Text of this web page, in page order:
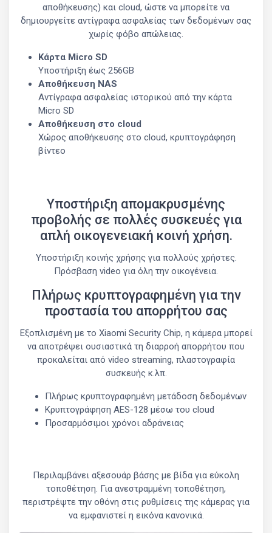
αποθήκευσης) και cloud, ώστε να μπορείτε να
δημιουργείτε αντίγραφα ασφαλείας των δεδομένων σας
χωρίς φόβο απώλειας.
Κάρτα Micro SD
Υποστήριξη έως 256GB
Αποθήκευση NAS
Αντίγραφα ασφαλείας ιστορικού από την κάρτα
Micro SD
Αποθήκευση στο cloud
Χώρος αποθήκευσης στο cloud, κρυπτογράφηση
βίντεο
Υποστήριξη απομακρυσμένης
προβολής σε πολλές συσκευές για
απλή οικογενειακή κοινή χρήση.
Υποστήριξη κοινής χρήσης για πολλούς χρήστες.
Πρόσβαση video για όλη την οικογένεια.
Πλήρως κρυπτογραφημένη για την
προστασία του απορρήτου σας
Εξοπλισμένη με το Xiaomi Security Chip, η κάμερα μπορεί
να αποτρέψει ουσιαστικά τη διαρροή απορρήτου που
προκαλείται από video streaming, πλαστογραφία
συσκευής κ.λπ.
Πλήρως κρυπτογραφημένη μετάδοση δεδομένων
Κρυπτογράφηση AES-128 μέσω του cloud
Προσαρμόσιμοι χρόνοι αδράνειας
Περιλαμβάνει αξεσουάρ βάσης με βίδα για εύκολη
τοποθέτηση. Για ανεστραμμένη τοποθέτηση,
περιστρέψτε την οθόνη στις ρυθμίσεις της κάμερας για
να εμφανιστεί η εικόνα κανονικά.